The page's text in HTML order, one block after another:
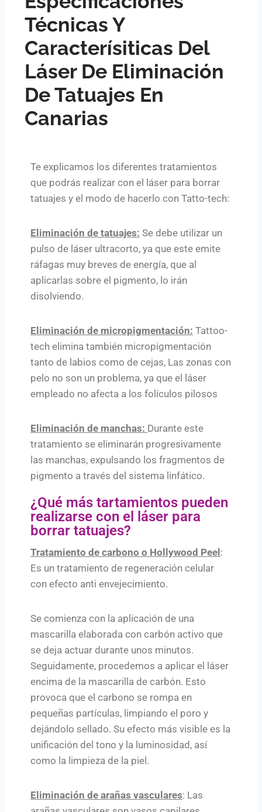
Técnicas Y
Caracterísiticas Del
Láser De Eliminación
De Tatuajes En
Canarias
Te explicamos los diferentes tratamientos
que podrás realizar con el láser para borrar
tatuajes y el modo de hacerlo con Tatto-tech:
Eliminación de tatuajes: Se debe utilizar un
pulso de láser ultracorto, ya que este emite
ráfagas muy breves de energía, que al
aplicarlas sobre el pigmento, lo irán
disolviendo.
Eliminación de micropigmentación: Tattoo-
tech elimina también micropigmentación
tanto de labios como de cejas, Las zonas con
pelo no son un problema, ya que el láser
empleado no afecta a los folículos pilosos
Eliminación de manchas: Durante este
tratamiento se eliminarán progresivamente
las manchas, expulsando los fragmentos de
pigmento a través del sistema linfático.
¿Qué más tartamientos pueden
realizarse con el láser para
borrar tatuajes?
Tratamiento de carbono o Hollywood Peel:
Es un tratamiento de regeneración celular
con efecto anti envejecimiento.
Se comienza con la aplicación de una
mascarilla elaborada con carbón activo que
se deja actuar durante unos minutos.
Seguidamente, procedemos a aplicar el láser
encima de la mascarilla de carbón. Esto
provoca que el carbono se rompa en
pequeñas partículas, limpiando el poro y
dejándolo sellado. Su efecto más visible es la
unificación del tono y la luminosidad, así
como la limpieza de la piel.
Eliminación de arañas vasculares: Las